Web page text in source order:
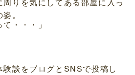
りを気にしてある部屋に入っ
。
・・・」
験談をブログとSNSで投稿し